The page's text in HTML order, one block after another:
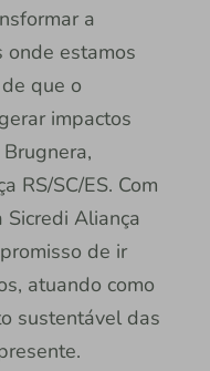
a
onde estamos
que o
impactos
RS/SC/ES. Com
Sicredi Aliança
de ir
atuando como
sustentável das